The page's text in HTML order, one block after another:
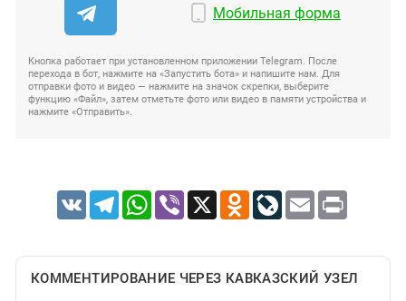
Мобильная форма
Кнопка работает при установленном приложении Telegram. После
перехода в бот, нажмите на «Запустить бота» и напишите нам. Для
отправки фото и видео — нажмите на значок скрепки, выберите
функцию «Файл», затем отметьте фото или видео в памяти устройства и
нажмите «Отправить».
VK TelegramWhatsApp
Viber X Odnoklassniki
LiveJournal
Email Print
КОММЕНТИРОВАНИЕ ЧЕРЕЗ КАВКАЗСКИЙ УЗЕЛ